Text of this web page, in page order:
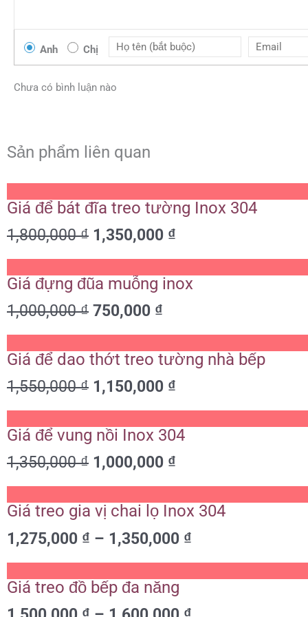
Anh Chị
Chưa có bình luận nào
Sản phẩm liên quan
Giá để bát đĩa treo tường Inox 304
1,800,000₫
gốc
1,800,000 ₫.
1,350,000 ₫
hiện
1,350,000 ₫.
Giá đựng đũa muỗng inox
1,000,000₫
gốc
1,000,000 ₫.
750,000 ₫
hiện
750,000 ₫.
Giá để dao thớt treo tường nhà bếp
1,550,000₫
gốc
1,550,000 ₫.
1,150,000 ₫
hiện
1,150,000 ₫.
Giá để vung nồi Inox 304
1,350,000₫
gốc
là:
1,350,000 ₫.
1,000,000 ₫
hiện
1,000,000 ₫.
Giá treo gia vị chai lọ Inox 304
1,275,000 ₫ – 1,350,000 ₫
giá:
đến
1,350,000 ₫
Giá treo đồ bếp đa năng